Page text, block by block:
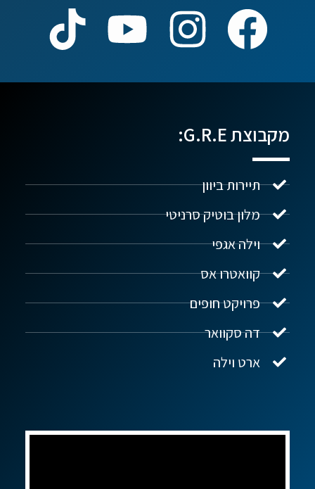
מקבוצת G.R.E:
תיירות ביוון
מלון בוטיק סרניטי
וילה אגפי
קוואטרו אס
פרויקט חופים
דה סקוואר
ארט וילה
נדל"ן ביוון G.R.E
שלום! איך אפשר לעזור?